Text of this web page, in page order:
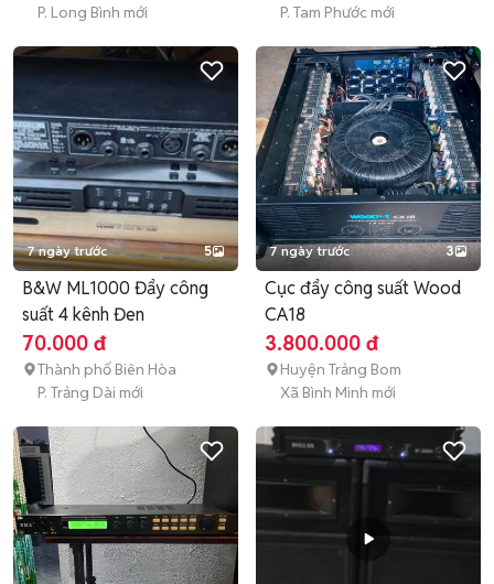
P. Long Bình mới
P. Tam Phước mới
7 ngày trước 5
B&W ML1000 Đẩy công
suất 4 kênh Đen
70.000 đ
Thành phố Biên Hòa
P. Trảng Dài mới
7 ngày trước 3
Cục đẩy công suất Wood
CA18
3.800.000 đ
Huyện Trảng Bom
Xã Bình Minh mới